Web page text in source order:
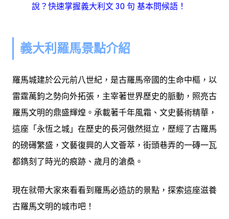
說？快速掌握義大利文 30 句 基本問候語！
義大利羅馬景點介紹
羅馬城建於公元前八世紀，是古羅馬帝國的生命中樞，以
雷霆萬鈞之勢向外拓張，主宰著世界歷史的脈動，照亮古
羅馬文明的鼎盛輝煌。承載著千年風霜、文史藝術精華，
這座「永恆之城」在歷史的長河傲然挺立，歷經了古羅馬
的磅礡繁盛，文藝復興的人文薈萃，街頭巷弄的一磚一瓦
都鐫刻了時光的痕跡、歲月的滄桑。
現在就帶大家來看看到羅馬必造訪的景點，探索這座滋養
古羅馬文明的城市吧！